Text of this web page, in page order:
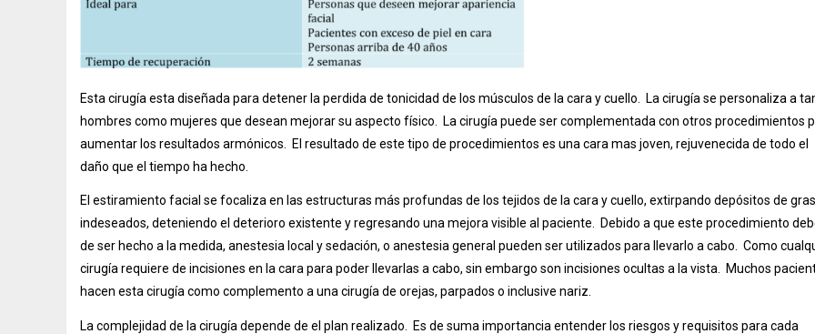
Esta cirugía esta diseñada para detener la perdida de tonicidad de los músculos de la cara y cuello. La cirugía se personaliza a
hombres como mujeres que desean mejorar su aspecto físico. La cirugía puede ser complementada con otros procedimientos
aumentar los resultados armónicos. El resultado de este tipo de procedimientos es una cara mas joven, rejuvenecida de todo el
daño que el tiempo ha hecho.
El estiramiento facial se focaliza en las estructuras más profundas de los tejidos de la cara y cuello, extirpando depósitos de
indeseados, deteniendo el deterioro existente y regresando una mejora visible al paciente. Debido a que este procedimiento
de ser hecho a la medida, anestesia local y sedación, o anestesia general pueden ser utilizados para llevarlo a cabo. Como
cirugía requiere de incisiones en la cara para poder llevarlas a cabo, sin embargo son incisiones ocultas a la vista. Muchos
hacen esta cirugía como complemento a una cirugía de orejas, parpados o inclusive nariz.
La complejidad de la cirugía depende de el plan realizado. Es de suma importancia entender los riesgos y requisitos para cada